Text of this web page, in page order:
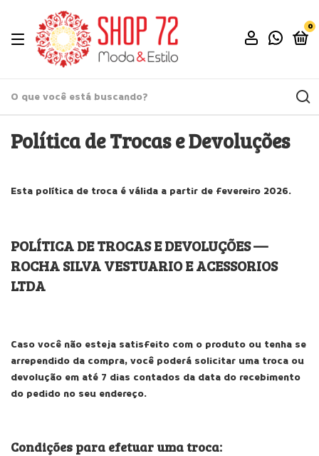
0
Política de Trocas e Devoluções
Esta política de troca é válida a partir de fevereiro 2026.
POLÍTICA DE TROCAS E DEVOLUÇÕES —
ROCHA SILVA VESTUARIO E ACESSORIOS
LTDA
Caso você não esteja satisfeito com o produto ou tenha se
arrependido da compra, você poderá solicitar uma troca ou
devolução em até 7 dias contados da data do recebimento
do pedido no seu endereço.
Condições para efetuar uma troca: